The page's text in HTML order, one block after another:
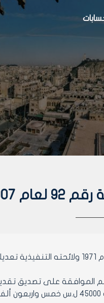
2007
قرار المكتب التنفيذي لمجلس مدينه حلب رقم 752 تاريخ 27/
10496 منطقه عقاريه رابعه وبمساحه تقريبيه 310 م2 حي